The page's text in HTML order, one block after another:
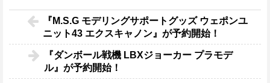
『M.S.G モデリングサポートグッズ ウェポンユ
ニット43 エクスキャノン』が予約開始！
『ダンボール戦機 LBXジョーカー プラモデ
ル』が予約開始！